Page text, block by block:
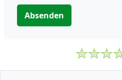
Absenden